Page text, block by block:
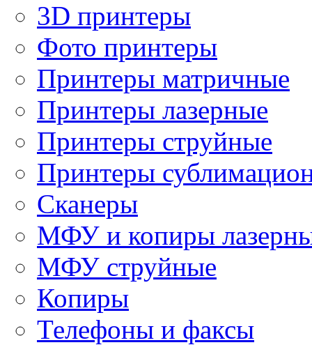
3D принтеры
Фото принтеры
Принтеры матричные
Принтеры лазерные
Принтеры струйные
Принтеры
Сканеры
МФУ и копиры
МФУ струйные
Копиры
Телефоны и факсы